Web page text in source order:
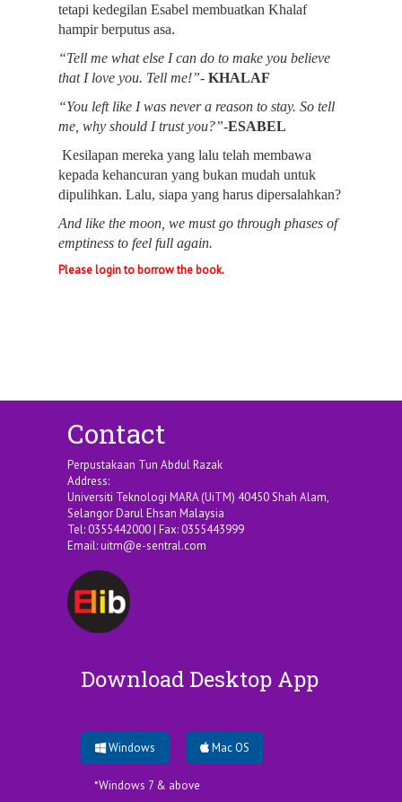
tetapi kedegilan Esabel membuatkan Khalaf
hampir berputus asa.
“Tell me what else I can do to make you believe
that I love you. Tell me!”- KHALAF
“You left like I was never a reason to stay. So tell
me, why should I trust you?”-ESABEL
kepada kehancuran yang bukan mudah untuk
dipulihkan. Lalu, siapa yang harus dipersalahkan?
And like the moon, we must go through phases of
emptiness to feel full again.
Please login to borrow the book.
Contact
Perpustakaan Tun Abdul Razak
Address:
Universiti Teknologi MARA (UiTM) 40450 Shah Alam,
Selangor Darul Ehsan Malaysia
Tel: 0355442000 | Fax: 0355443999
Email:uitm@e-sentral.com
Download Desktop App
Windows Mac OS
*Windows 7 & above